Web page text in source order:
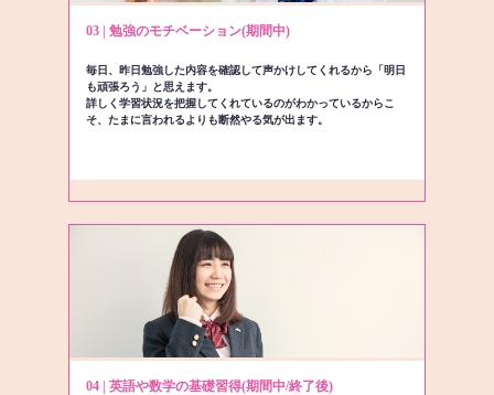
03 | 勉強のモチベーション(期間中)
毎日、昨日勉強した内容を確認して声かけしてくれるから「明日
も頑張ろう」と思えます。
詳しく学習状況を把握してくれているのがわかっているからこ
そ、たまに言われるよりも断然やる気が出ます。
04 | 英語や数学の基礎習得(期間中/終了後)